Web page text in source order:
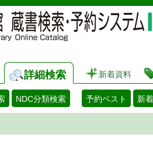
詳細検索 新着資料
NDC分類検索 予約ベスト 新